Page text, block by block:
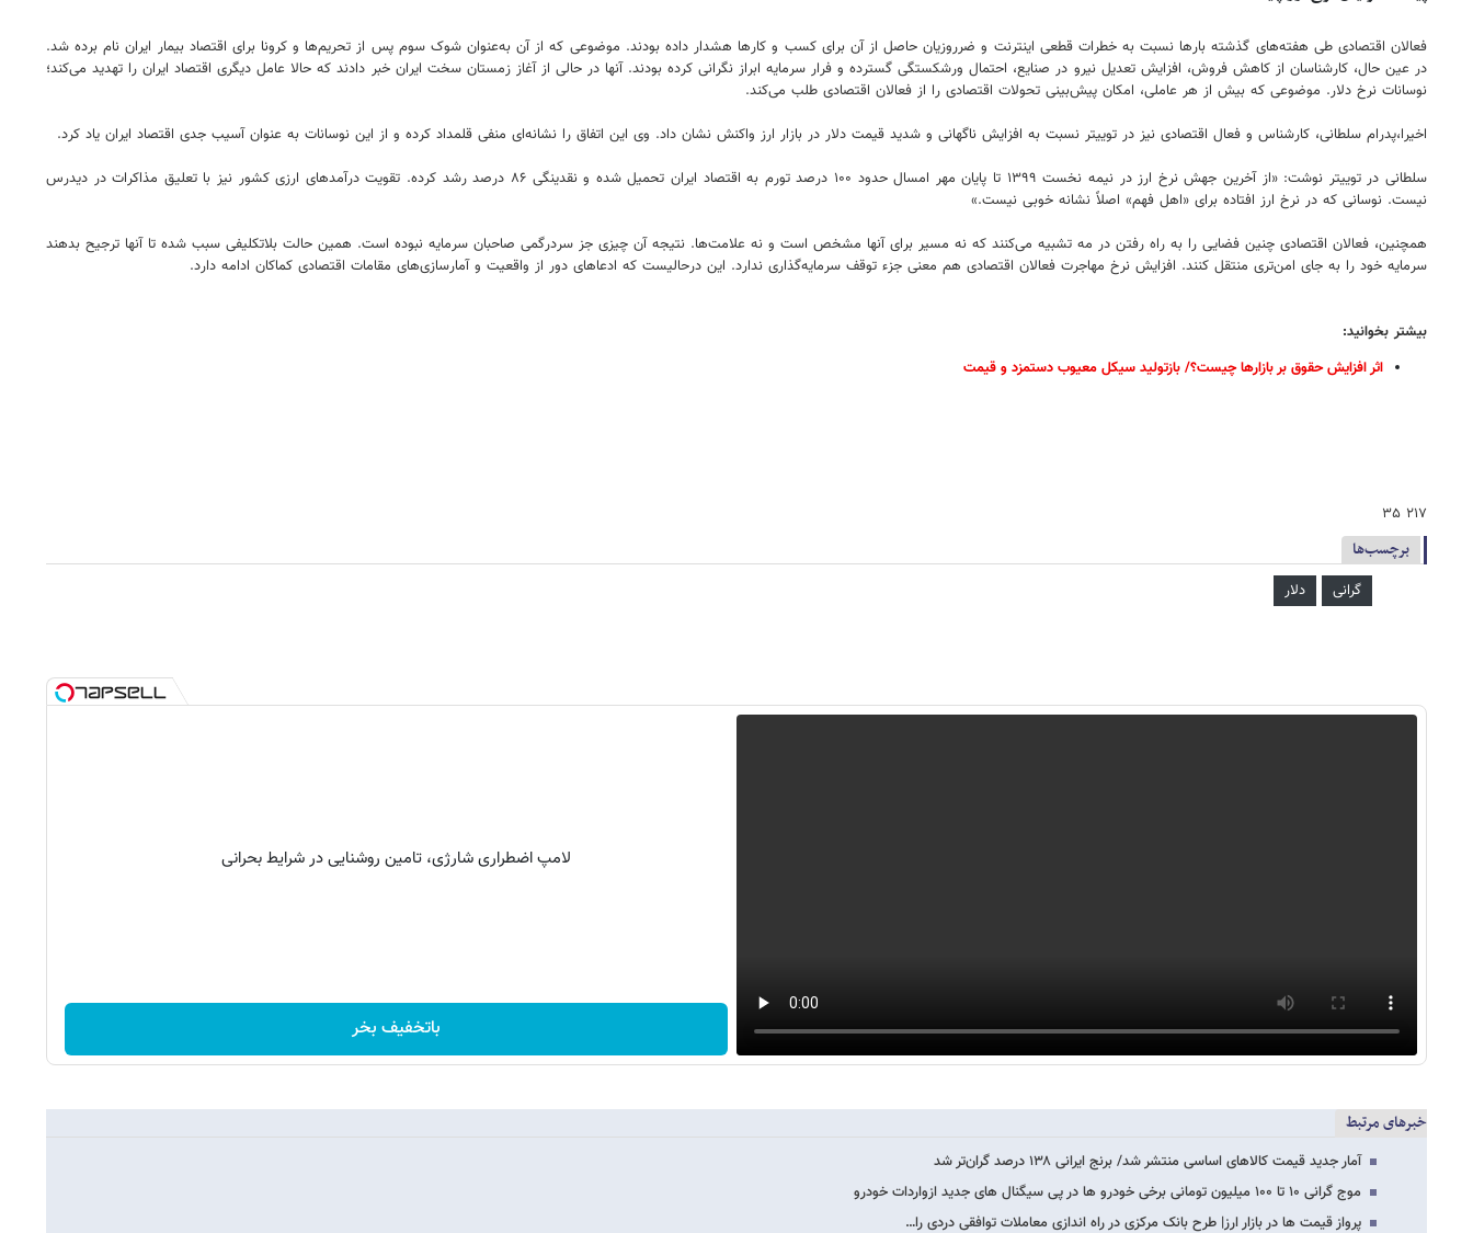
فعالان اقتصادی طی هفته‌های گذشته بارها نسبت به خطرات قطعی اینترنت و ضرروزیان حاصل از آن برای کسب و کارها هشدار داده بودند. موضوعی که از آن به‌عنوان شوک سوم پس از تحریم‌ها و کرونا برای اقتصاد بیمار ایران نام برده شد.
در عین حال، کارشناسان از کاهش فروش، افزایش تعدیل نیرو در صنایع، احتمال ورشکستگی گسترده و فرار سرمایه ابراز نگرانی کرده بودند. آنها در حالی از آغاز زمستان سخت ایران خبر دادند که حالا عامل دیگری اقتصاد ایران را تهدید می‌کند؛
نوسانات نرخ دلار. موضوعی که بیش از هر عاملی، امکان پیش‌بینی تحولات اقتصادی را از فعالان اقتصادی طلب می‌کند.
اخیرا،پدرام سلطانی، کارشناس و فعال اقتصادی نیز در توییتر نسبت به افزایش ناگهانی و شدید قیمت دلار در بازار ارز واکنش نشان داد. وی این اتفاق را نشانه‌ای منفی قلمداد کرده و از این نوسانات به عنوان آسیب جدی اقتصاد ایران یاد کرد.
سلطانی در توییتر نوشت: ‏«از آخرین جهش نرخ ارز در نیمه نخست ۱۳۹۹ تا پایان مهر امسال حدود ۱۰۰ درصد تورم به اقتصاد ایران تحمیل شده و نقدینگی ۸۶ درصد رشد کرده.‏ تقویت درآمدهای ارزی کشور نیز با تعلیق مذاکرات در دیدرس
نیست. ‏نوسانی که در نرخ ارز افتاده برای «اهل فهم» اصلاً نشانه خوبی نیست.»
همچنین، فعالان اقتصادی چنین فضایی را به راه رفتن در مه تشبیه می‌کنند که نه مسیر برای آنها مشخص است و نه علامت‌ها. نتیجه آن چیزی جز سردرگمی صاحبان سرمایه نبوده است. همین حالت بلاتکلیفی سبب شده تا آنها ترجیح بدهند
سرمایه خود را به جای امن‌تری منتقل کنند. افزایش نرخ مهاجرت فعالان اقتصادی هم معنی جزء توقف سرمایه‌گذاری ندارد. این درحالیست که ادعاهای دور از واقعیت و آمارسازی‌های مقامات اقتصادی کماکان ادامه دارد.
بیشتر بخوانید:
اثر افزایش حقوق بر بازارها چیست؟/ بازتولید سیکل معیوب دستمزد و قیمت
۲۱۷ ۳۵
برچسب‌ها
گرانی دلار
لامپ اضطراری شارژی، تامین روشنایی در شرایط بحرانی
باتخفیف بخر
خبرهای مرتبط
آمار جدید قیمت کالاهای اساسی منتشر شد/ برنج ایرانی ۱۳۸ درصد گران‌تر شد
موج گرانی ۱۰ تا ۱۰۰ میلیون تومانی برخی خودرو ها در پی سیگنال های جدید ازواردات خودرو
پرواز قیمت ها در بازار ارز| طرح بانک مرکزی در راه اندازی معاملات توافقی دردی را…